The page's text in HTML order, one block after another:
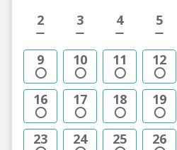
2 3 4 5
9 10 11 12
16 17 18 19
23 24 25 26